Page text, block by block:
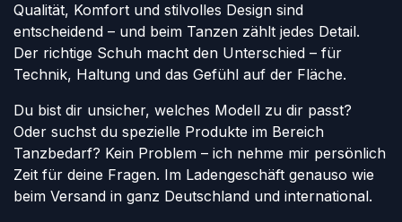
Qualität, Komfort und stilvolles Design sind
entscheidend – und beim Tanzen zählt jedes Detail.
Der richtige Schuh macht den Unterschied – für
Technik, Haltung und das Gefühl auf der Fläche.
Du bist dir unsicher, welches Modell zu dir passt?
Oder suchst du spezielle Produkte im Bereich
Tanzbedarf? Kein Problem – ich nehme mir persönlich
Zeit für deine Fragen. Im Ladengeschäft genauso wie
beim Versand in ganz Deutschland und international.